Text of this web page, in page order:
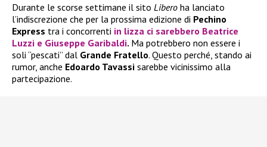
Durante le scorse settimane il sito Libero ha lanciato
l’indiscrezione che per la prossima edizione di Pechino
Express tra i concorrenti in lizza ci sarebbero Beatrice
Luzzi e Giuseppe Garibaldi. Ma potrebbero non essere i
soli “pescati” dal Grande Fratello. Questo perché, stando ai
rumor, anche Edoardo Tavassi sarebbe vicinissimo alla
partecipazione.